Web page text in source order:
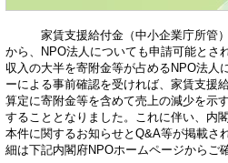
家賃支援給付金（中小企業庁所管）
から、NPO法人についても申請可能とさ
収入の大半を寄附金等が占めるNPO法人
ーによる事前確認を受ければ、家賃支援
算定に寄附金等を含めて売上の減少を示
することとなりました。これに伴い、内
本件に関するお知らせとQ&A等が掲載さ
細は下記内閣府NPOホームページからご